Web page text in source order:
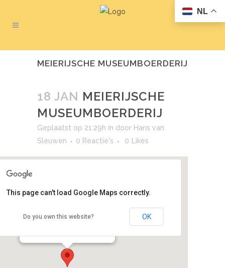
MEIERIJSCHE MUSEUMBOERDERIJ
18 JAN MEIERIJSCHE
MUSEUMBOERDERIJ
Geplaatst op 21:29h in door Hans van
Sleuwen
0 Reactie's 0 Likes
Meierijsche Museumboerderij
Meerstraat 28 - Heeswijk-Dinther
This page can't load Google Maps correctly.
Do you own this website? OK
NL